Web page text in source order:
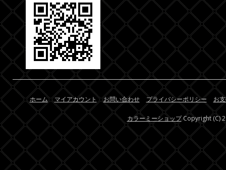
ホーム マイアカウント お問い合わせ プライバシーポリシー お
カラーミーショップCopyright (C)